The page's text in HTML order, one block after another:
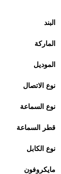
البند
الماركة
الموديل
نوع الاتصال
نوع السماعة
قطر السماعة
نوع الكابل
مايكروفون